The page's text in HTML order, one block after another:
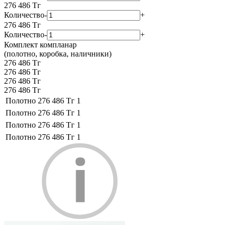
276 486 Тг
Количество-
+
276 486 Тг
Количество-
+
Комплект компланар
(полотно, коробка, наличники)
276 486 Тг
276 486 Тг
276 486 Тг
276 486 Тг
Полотно 276 486 Тг 1
Полотно 276 486 Тг 1
Полотно 276 486 Тг 1
Полотно 276 486 Тг 1